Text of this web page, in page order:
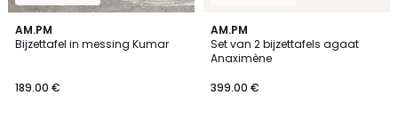
AM.PM
Bijzettafel in messing Kumar
189.00 €
4.4
/ 5
AM.PM
Set van 2 bijzettafels agaat
Anaximène
399.00 €
4.5
/ 5